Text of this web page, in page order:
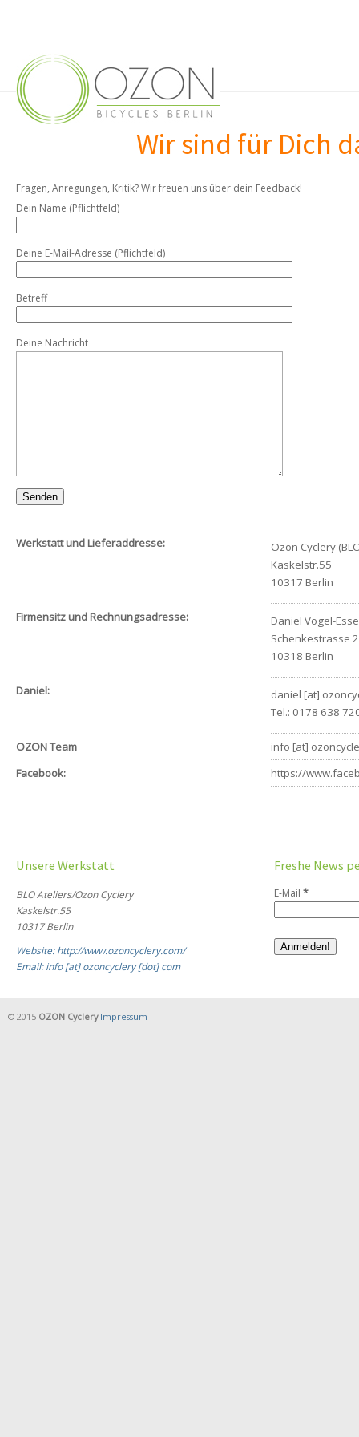
Wir sind für Dich
Fragen, Anregungen, Kritik? Wir freuen uns über dein Feedback!
Dein Name (Pflichtfeld)
Deine E-Mail-Adresse (Pflichtfeld)
Betreff
Deine Nachricht
Werkstatt und Lieferaddresse:
Ozon Cyclery
Kaskelstr.55
10317 Berlin
Firmensitz und Rechnungsadresse:
Daniel Vogel-
Schenkestrasse 2
10318 Berlin
Daniel:
daniel [at]
Tel.: 0178 638
OZON Team
info [at]
Facebook:
https://
Unsere Werkstatt
BLO Ateliers/Ozon Cyclery
Kaskelstr.55
10317 Berlin
Website: http://www.ozoncyclery.com/
Email: info [at] ozoncyclery [dot] com
Freshe News
E-Mail *
© 2015 OZON Cyclery Impressum